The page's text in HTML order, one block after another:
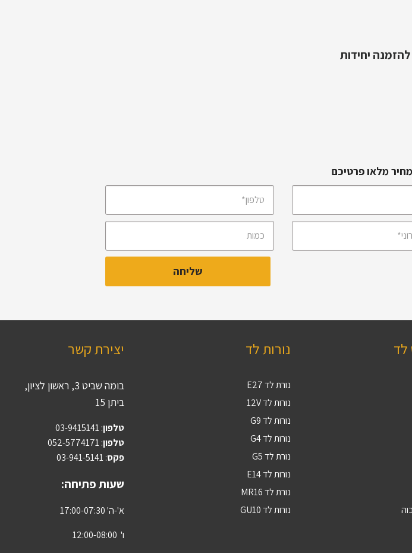
יחידות
מלאו פרטיכם
לד נורות לד
נורת לד E27
נורות לד 12V
נורות לד G9
נורות לד G4
נורת לד G5
נורות לד E14
נורת לד MR16
נורות לד GU10
יצירת קשר
בומה שביט 3, ראשון לציון,
ביתן 15
טלפון:
03-9415141
טלפון: 052-5774171
פקס: 03-941-5141
שעות פתיחה:
א'-ה' 17:00-07:30
ו' 12:00-08:00